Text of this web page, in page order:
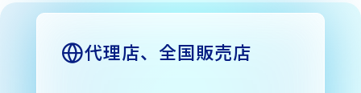
代理店、全国販売店